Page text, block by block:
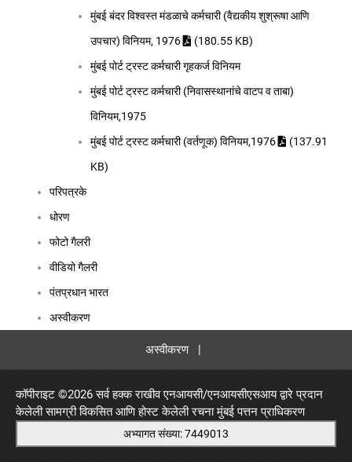
मुंबई बंदर विश्वस्त मंडळाचे कर्मचारी (वैद्यकीय शुश्रूषा आणि
उपचार) विनियम, 1976
(180.55 KB)
मुंबई पोर्ट ट्रस्ट कर्मचारी गृहकर्ज विनियम
मुंबई पोर्ट ट्रस्ट कर्मचारी (निवासस्थानांचे वाटप व ताबा)
विनियम,1975
मुंबई पोर्ट ट्रस्ट कर्मचारी (वर्तणूक) विनियम,1976
(137.91
KB)
परिपत्रके
धोरण
फोटो गैलरी
वीडियो गैलरी
पंतप्रधान भारत
अस्वीकरण
अस्वीकरण|
कॉपीराइट ©2026 सर्व हक्क राखीव एनआयसी/एनआयसीएसआय द्वारे प्रदान
केलेली सामग्री विकसित आणि होस्ट केलेली रचनामुंबई पत्तन प्राधिकरण
अभ्यागत संख्या: 7449013